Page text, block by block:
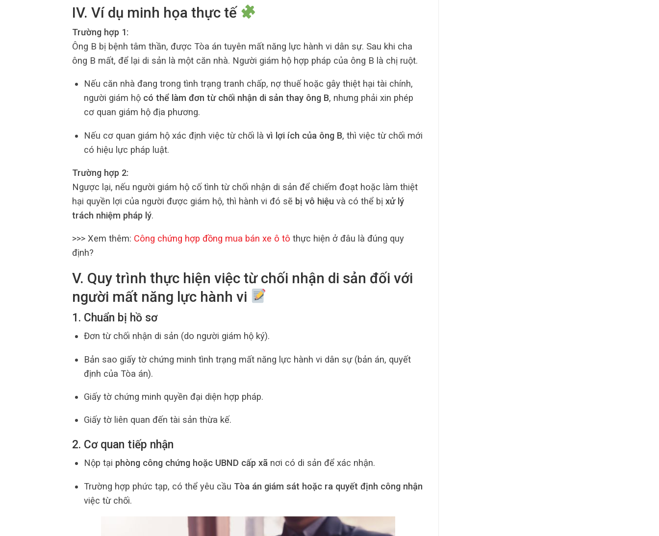
IV. Ví dụ minh họa thực tế
Trường hợp 1:
Ông B bị bệnh tâm thần, được Tòa án tuyên mất năng lực hành vi dân sự. Sau khi cha
ông B mất, để lại di sản là một căn nhà. Người giám hộ hợp pháp của ông B là chị ruột.
Nếu căn nhà đang trong tình trạng tranh chấp, nợ thuế hoặc gây thiệt hại tài chính,
người giám hộ có thể làm đơn từ chối nhận di sản thay ông B, nhưng phải xin phép
cơ quan giám hộ địa phương.
Nếu cơ quan giám hộ xác định việc từ chối là vì lợi ích của ông B, thì việc từ chối mới
có hiệu lực pháp luật.
Trường hợp 2:
Ngược lại, nếu người giám hộ cố tình từ chối nhận di sản để chiếm đoạt hoặc làm thiệt
hại quyền lợi của người được giám hộ, thì hành vi đó sẽ bị vô hiệu và có thể bị xử lý
trách nhiệm pháp lý.
>>> Xem thêm: Công chứng hợp đồng mua bán xe ô tô thực hiện ở đâu là đúng quy
định?
V. Quy trình thực hiện việc từ chối nhận di sản đối với
người mất năng lực hành vi
1. Chuẩn bị hồ sơ
Đơn từ chối nhận di sản (do người giám hộ ký).
Bản sao giấy tờ chứng minh tình trạng mất năng lực hành vi dân sự (bản án, quyết
định của Tòa án).
Giấy tờ chứng minh quyền đại diện hợp pháp.
Giấy tờ liên quan đến tài sản thừa kế.
2. Cơ quan tiếp nhận
Nộp tại phòng công chứng hoặc UBND cấp xãnơi có di sản để xác nhận.
Trường hợp phức tạp, có thể yêu cầu Tòa án giám sát hoặc ra quyết định công nhận
việc từ chối.